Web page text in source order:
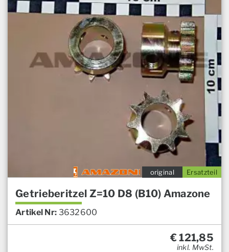
Ersatzteil
original
Getrieberitzel Z=10 D8 (B10) Amazone
Artikel Nr: 3632600
€121,85
inkl. MwSt.